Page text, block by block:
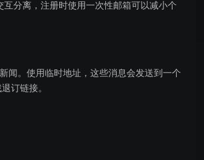
分离，注册时使用一次性邮箱可以减小个
闻。使用临时地址，这些消息会发送到一个
订链接。